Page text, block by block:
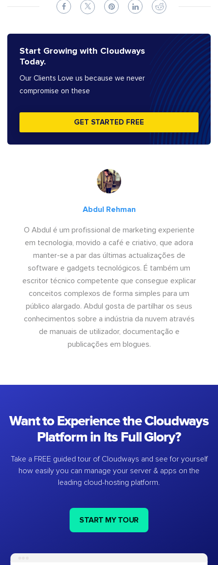
Start Growing with Cloudways
Today.
Our Clients Love us because we never
compromise on these
GET STARTED FREE
Abdul Rehman
O Abdul é um profissional de marketing experiente
em tecnologia, movido a café e criativo, que adora
manter-se a par das últimas actualizações de
software e gadgets tecnológicos. É também um
escritor técnico competente que consegue explicar
conceitos complexos de forma simples para um
público alargado. Abdul gosta de partilhar os seus
conhecimentos sobre a indústria da nuvem através
de manuais de utilizador, documentação e
publicações em blogues.
Want to Experience the Cloudways
Platform in Its Full Glory?
Take a FREE guided tour of Cloudways and see for yourself
how easily you can manage your server & apps on the
leading cloud-hosting platform.
START MY TOUR